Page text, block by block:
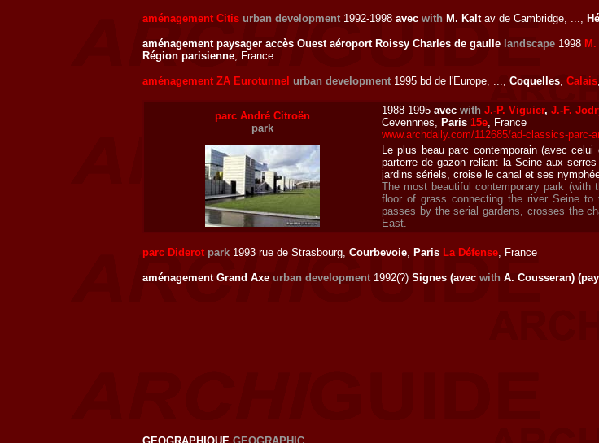
aménagement Citis urban development 1992-1998 avec with M. Kaltav de Cambridge, ...,
aménagement paysager accès Ouest aéroport Roissy Charles de gaulle landscape 1998
Région parisienne, France
aménagement ZA Eurotunnel urban development 1995 bd de l'Europe, ..., Coquelles, Calais
parc André Citroën
park
1988-1995 avec with J.-P. Viguier, J.-F.
Cevennnes, Paris 15e, France
www.archdaily.com/112685/ad-classics-parc-
Le plus beau parc contemporain (avec
parterre de gazon reliant la Seine aux
jardins sériels, croise le canal et ses
The most beautiful contemporary park
floor of grass connecting the river Seine to
passes by the serial gardens, crosses the
East.
parc Diderot park 1993 rue de Strasbourg, Courbevoie, Paris La Défense, France
aménagement Grand Axe urban development 1992(?) Signes (avec with A. Cousseran)